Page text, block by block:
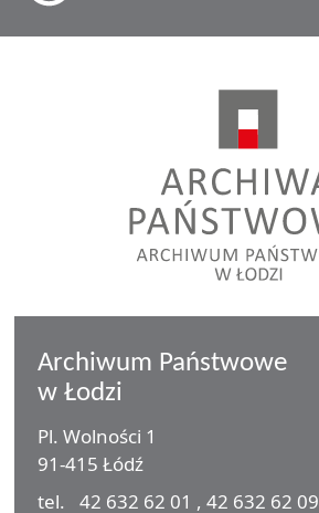
Archiwum Państwowe
w Łodzi
Pl. Wolności 1
91-415 Łódź
tel.
42 632 62 01 , 42 632 62 09